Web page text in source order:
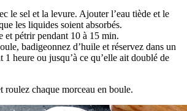
le sel et la levure. Ajouter l’eau tiède et le
les liquides soient absorbés.
et pétrir pendant 10 à 15 min.
badigeonnez d’huile et réservez dans un
1 heure ou jusqu’à ce qu’elle ait doublé de
roulez chaque morceau en boule.